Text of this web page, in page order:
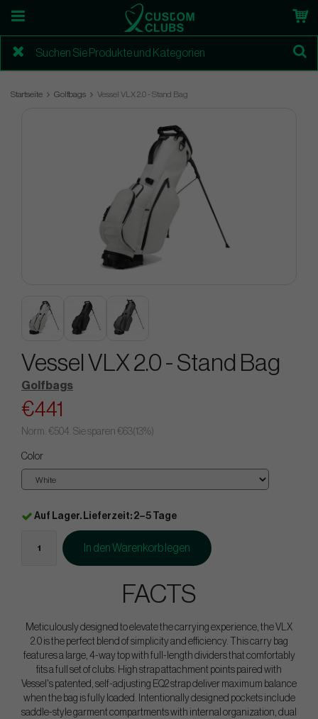
Startseite Golfbags Vessel VLX 2.0 - Stand Bag
Vessel VLX 2.0 - Stand Bag
Golfbags
€441
Norm. €504. Sie sparen €63(13%)
Color
Auf Lager. Lieferzeit: 2–5 Tage
In den Warenkorb legen
FACTS
Meticulously designed to elevate the carrying experience, the VLX
2.0 is the perfect blend of simplicity and efficiency. This carry bag
features a large, 4-way top with full-length dividers that comfortably
fits a full set of clubs. High strap attachment points paired with
Vessel's patented, self-adjusting EQ2 strap deliver maximum balance
when the bag is fully loaded. Intentionally designed pockets include
saddle-style garment compartments with internal organization, dual